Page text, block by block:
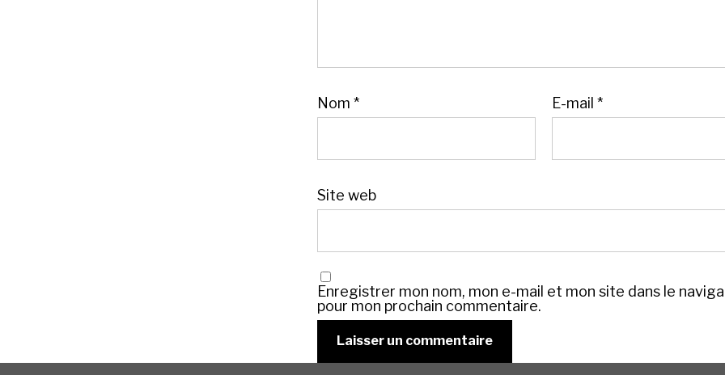
Nom * E-mail *
Site web
Enregistrer mon nom, mon e-mail et mon site dans le
pour mon prochain commentaire.